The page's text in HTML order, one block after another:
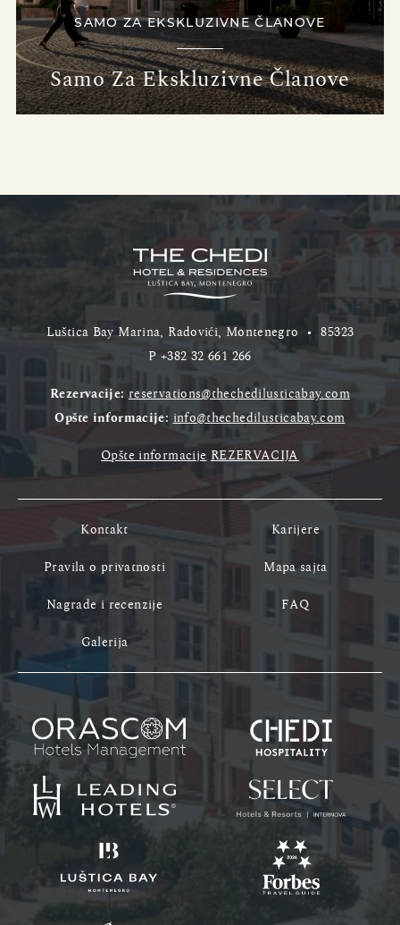
SAMO ZA EKSKLUZIVNE ČLANOVE
Samo Za Ekskluzivne Članove
Luštica Bay Marina, Radovići, Montenegro •85323
P +382 32 661 266
Rezervacije: reservations@thechedilusticabay.com
Opšte informacije: info@thechedilusticabay.com
Opšte informacije REZERVACIJA
Kontakt
Karijere
Pravila o privatnosti
Mapa sajta
Nagrade i recenzije
FAQ
Galerija